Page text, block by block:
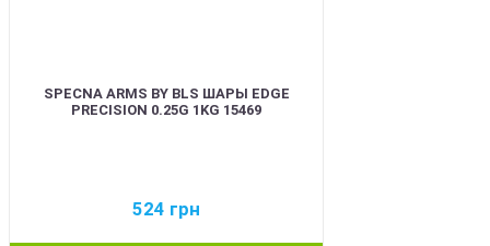
SPECNA ARMS BY BLS ШАРЫ EDGE
PRECISION 0.25G 1KG 15469
524 грн